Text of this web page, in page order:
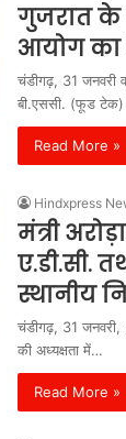
गुजरात के
आयोग का
चंडीगढ़, 31 जनवरी
बी.एससी. (फूड टेक)
Read More »
Hindxpress
मंत्री
ए.डी.सी.
स्थानीय
चंडीगढ़, 31 जनवरी,
की अध्यक्षता में…
Read More »